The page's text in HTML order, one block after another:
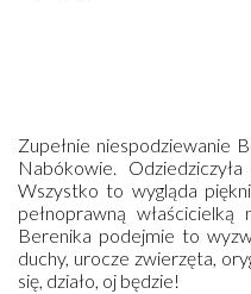
Zupełnie niespodziewanie
Nabókowie.
Wszystko to wygląda
pełnoprawną
Berenika podejmie to
duchy, urocze zwierzęta,
się, działo, oj będzie!